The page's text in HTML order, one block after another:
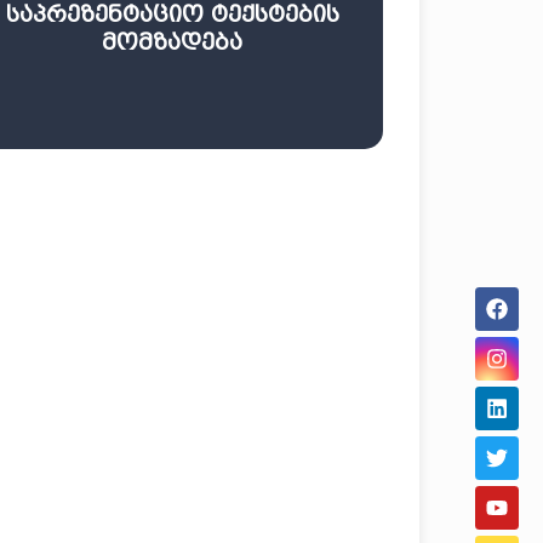
საპრეზენტაციო ტექსტების
მომზადება
და საპრეზენტაციო
ტექსტების მომზადება